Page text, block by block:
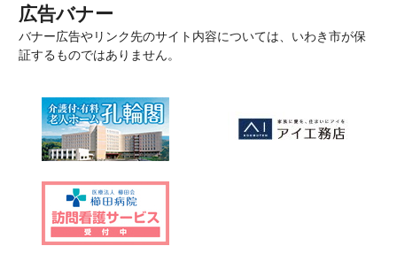
広告バナー
バナー広告やリンク先のサイト内容については、いわき市が保
証するものではありません。